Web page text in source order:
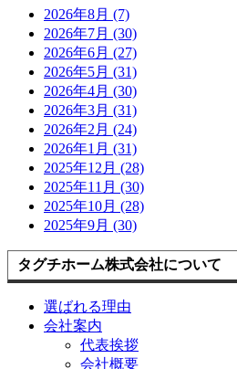
2026年8月 (7)
2026年7月 (30)
2026年6月 (27)
2026年5月 (31)
2026年4月 (30)
2026年3月 (31)
2026年2月 (24)
2026年1月 (31)
2025年12月 (28)
2025年11月 (30)
2025年10月 (28)
2025年9月 (30)
タグチホーム株式会社について
選ばれる理由
会社案内
代表挨拶
会社概要